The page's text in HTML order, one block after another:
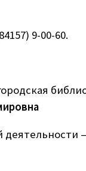
9-00-60.
деятельности